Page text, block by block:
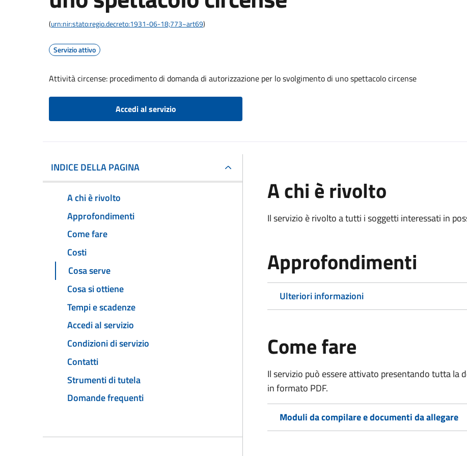
(urn:nir:stato:regio.decreto:1931-06-18;773~art69)
Servizio attivo
Attività circense: procedimento di domanda di autorizzazione per lo svolgimento di uno spettacolo circense
Accedi al servizio
INDICE DELLA PAGINA
A chi è rivolto
Approfondimenti
Come fare
Costi
Cosa serve
Cosa si ottiene
Tempi e scadenze
Accedi al servizio
Condizioni di servizio
Contatti
Strumenti di tutela
Domande frequenti
A chi è rivolto
Il servizio è rivolto a tutti i soggetti interessati in
Approfondimenti
Ulteriori informazioni
Come fare
Il servizio può essere attivato presentando tutta la
in formato PDF.
Moduli da compilare e documenti da allegare